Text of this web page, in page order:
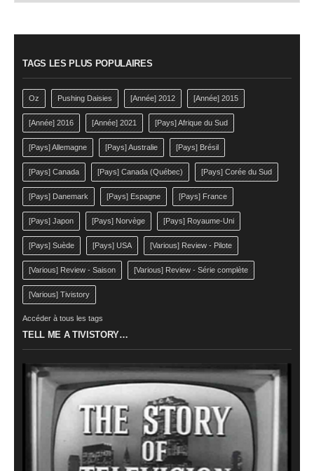
TAGS LES PLUS POPULAIRES
Oz Pushing Daisies [Année] 2012 [Année] 2015
[Année] 2016 [Année] 2021 [Pays] Afrique du Sud
[Pays] Allemagne [Pays] Australie [Pays] Brésil
[Pays] Canada [Pays] Canada (Québec) [Pays] Corée du Sud
[Pays] Danemark [Pays] Espagne [Pays] France
[Pays] Japon [Pays] Norvège [Pays] Royaume-Uni
[Pays] Suède [Pays] USA [Various] Review - Pilote
[Various] Review - Saison [Various] Review - Série complète
[Various] Tivistory
Accéder à tous les tags
TELL ME A TIVISTORY…